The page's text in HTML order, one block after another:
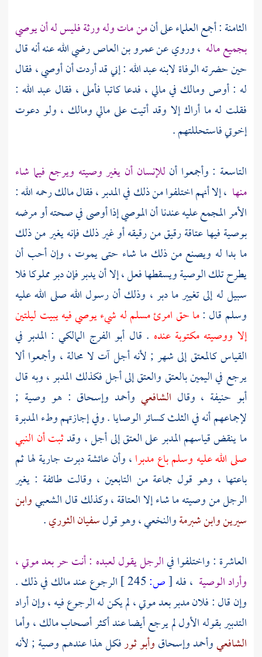
الثامنة : أجمع العلماء على أنمن مات وله ورثة فليس له أن يوصي
بجميع ماله ، وروي عنعمرو بن العاصرضي الله عنه أنه قال
حين حضرته الوفاة لابنهعبد الله: إني قد أردت أن أوصي ، فقال
له : أوص ومالك في مالي ، فدعا كاتبا فأملى ، فقال عبد الله :
فقلت له ما أراك إلا وقد أتيت على مالي ومالك ، ولو دعوت
إخوتي فاستحللتهم .
التاسعة : وأجمعوا أن للإنسان أن يغير وصيته ويرجع فيما شاء
منها ، إلا أنهم اختلفوا من ذلك في المدبر ، فقالمالكرحمه الله :
الأمر المجمع عليه عندنا أن الموصي إذا أوصى في صحته أو مرضه
بوصية فيها عتاقة رقيق من رقيقه أو غير ذلك فإنه يغير من ذلك
ما بدا له ويصنع من ذلك ما شاء حتى يموت ، وإن أحب أن
يطرح تلك الوصية ويسقطها فعل ، إلا أن يدبر فإن دبر مملوكا فلا
سبيل له إلى تغيير ما دبر ، وذلك أن رسول الله صلى الله عليه
وسلم قال :ما حق امرئ مسلم له شيء يوصي فيه يبيت ليلتين
إلا ووصيته مكتوبة عنده . قال أبو الفرج المالكي : المدبر في
القياس كالمعتق إلى شهر ; لأنه أجل آت لا محالة ، وأجمعوا ألا
يرجع في اليمين بالعتق والعتق إلى أجل فكذلك المدبر ، وبه قال
أبو حنيفة ، وقال الشافعي وأحمد وإسحاق : هو وصية ;
لإجماعهم أنه في الثلث كسائر الوصايا . وفي إجازتهم وطء المدبرة
ما ينقض قياسهم المدبر على العتق إلى أجل ، وقدثبت أن النبي
صلى الله عليه وسلم باع مدبرا، وأنعائشةدبرت جارية لها ثم
باعتها ، وهو قول جماعة من التابعين ، وقالت طائفة : يغير
الرجل من وصيته ما شاء إلا العتاقة ، وكذلك قالالشعبيوابن
سيرينوابن شبرمةوالنخعي، وهو قولسفيان الثوري.
العاشرة : واختلفوا فيالرجل يقول لعبده : أنت حر بعد موتي ،
وأراد الوصية ، فله[ص: الرجوع عندمالكفي ذلك .
وإن قال : فلان مدبر بعد موتي ، لم يكن له الرجوع فيه ، وإن أراد
التدبير بقوله الأول لم يرجع أيضا عند أكثر أصحابمالك، وأما
الشافعيوأحمدوإسحاقوأبو ثورفكل هذا عندهم وصية ; لأنه